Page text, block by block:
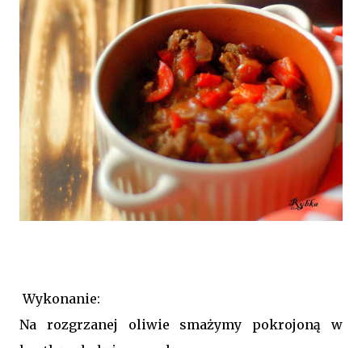
Wykonanie:
Na rozgrzanej oliwie smażymy pokrojoną w